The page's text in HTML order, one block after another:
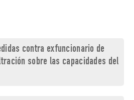
contra exfuncionario de
sobre las capacidades del